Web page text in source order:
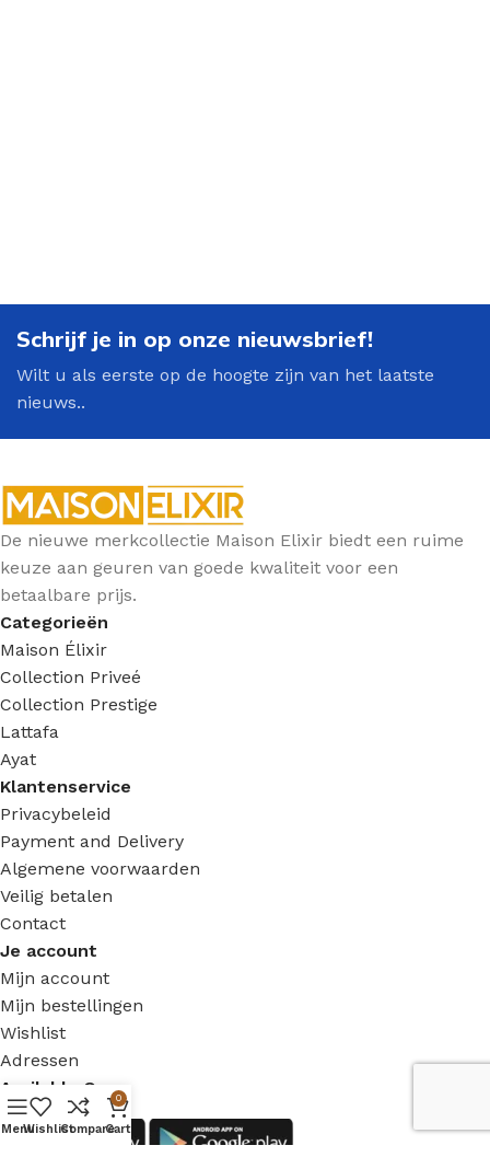
Schrijf je in op onze nieuwsbrief!
Wilt u als eerste op de hoogte zijn van het laatste
nieuws..
De nieuwe merkcollectie Maison Elixir biedt een ruime
keuze aan geuren van goede kwaliteit voor een
betaalbare prijs.
Categorieën
Maison Élixir
Collection Priveé
Collection Prestige
Lattafa
Ayat
Klantenservice
Privacybeleid
Payment and Delivery
Algemene voorwaarden
Veilig betalen
Contact
Je account
Mijn account
Mijn bestellingen
Wishlist
Adressen
Available On:
MenuWishlistCompare
0
Cart